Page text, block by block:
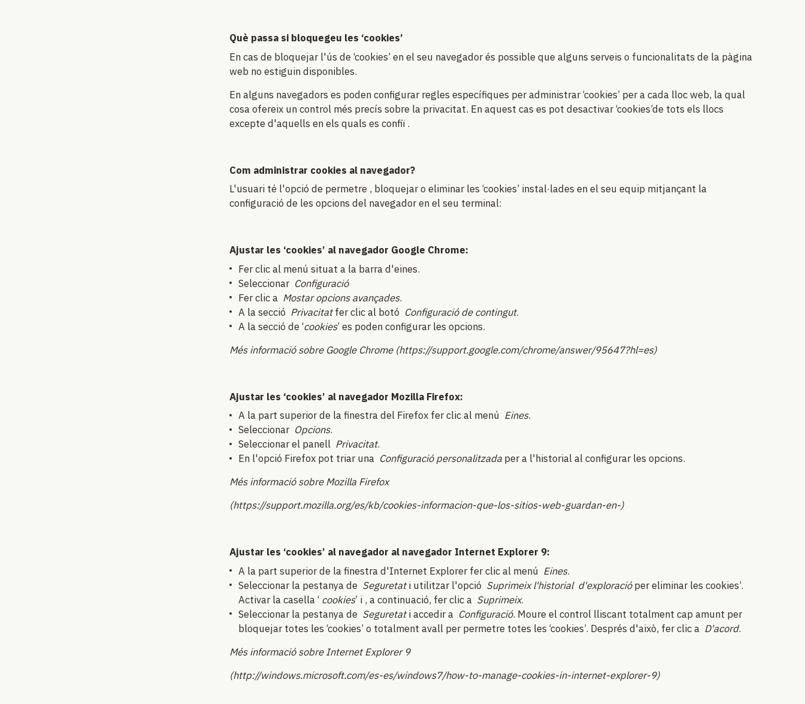
Què passa si bloquegeu les ‘cookies’
En cas de bloquejar l'ús de ‘cookies’ en el seu navegador és possible que alguns serveis o funcionalitats de la pàgina
web no estiguin disponibles.
En alguns navegadors es poden configurar regles específiques per administrar ‘cookies’ per a cada lloc web, la qual
cosa ofereix un control més precís sobre la privacitat. En aquest cas es pot desactivar ‘cookies’de tots els llocs
excepte d'aquells en els quals es confiï .
Com administrar cookies al navegador?
L'usuari té l'opció de permetre , bloquejar o eliminar les ‘cookies’ instal·lades en el seu equip mitjançant la
configuració de les opcions del navegador en el seu terminal:
Ajustar les ‘cookies’ al navegador Google Chrome:
Fer clic al menú situat a la barra d'eines.
Seleccionar Configuració
Fer clic a Mostar opcions avançades.
A la secció Privacitatfer clic al botó Configuració de contingut.
A la secció de ‘cookies’ es poden configurar les opcions.
Més informació sobre Google Chrome (https://support.google.com/chrome/answer/95647?hl=es)
Ajustar les ‘cookies’ al navegador Mozilla Firefox:
A la part superior de la finestra del Firefox fer clic al menú Eines.
Seleccionar Opcions.
Seleccionar el panell Privacitat.
En l'opció Firefox pot triar una Configuració personalitzadaper a l'historial al configurar les opcions.
Més informació sobre Mozilla Firefox
(https://support.mozilla.org/es/kb/cookies-informacion-que-los-sitios-web-guardan-en-)
Ajustar les ‘cookies’ al navegador al navegador Internet Explorer 9:
A la part superior de la finestra d'Internet Explorer fer clic al menú Eines.
Seleccionar la pestanya de Seguretati utilitzar l'opció Suprimeix l'historial d'exploracióper eliminar les cookies’.
Activar la casella ‘ cookies’ i , a continuació, fer clic a Suprimeix.
Seleccionar la pestanya de Seguretati accedir a Configuració. Moure el control lliscant totalment cap amunt per
bloquejar totes les ‘cookies’ o totalment avall per permetre totes les ‘cookies’. Després d'això, fer clic a D'acord.
Més informació sobre Internet Explorer 9
(http://windows.microsoft.com/es-es/windows7/how-to-manage-cookies-in-internet-explorer-9)